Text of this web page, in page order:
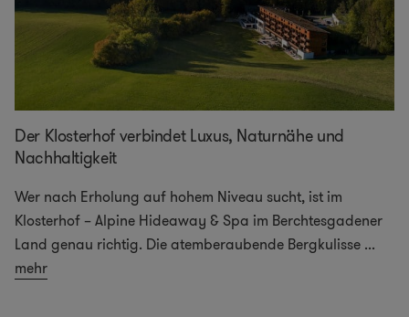
Der Klosterhof verbindet Luxus, Naturnähe und
Nachhaltigkeit
Wer nach Erholung auf hohem Niveau sucht, ist im
Klosterhof – Alpine Hideaway & Spa im Berchtesgadener
Land genau richtig. Die atemberaubende Bergkulisse ...
mehr